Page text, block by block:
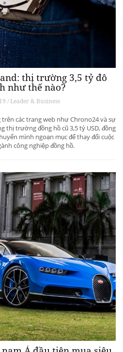
thị trường 3,5 tỷ đô
như thế nào?
/ Leader & Business
các trang web như Chrono24 và sự
thị trường đồng hồ cũ 3,5 tỷ USD, đồng
mình ngoạn mục để thay đổi cuộc
công nghiệp đồng hồ.